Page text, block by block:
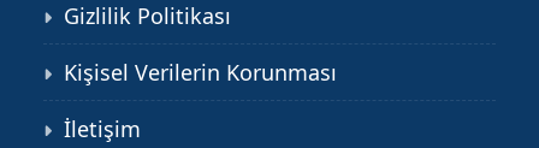
Gizlilik Politikası
Kişisel Verilerin Korunması
İletişim